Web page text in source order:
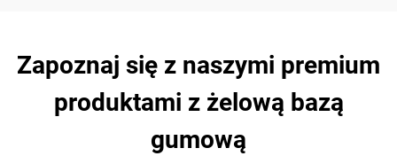
Zapoznaj się z naszymi premium
produktami z żelową bazą
gumową